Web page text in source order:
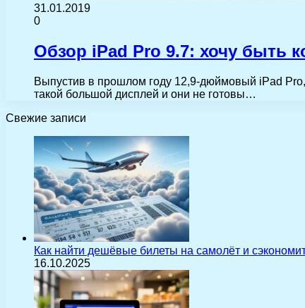
31.01.2019
0
Обзор iPad Pro 9.7: хочу быть
Выпустив в прошлом году 12,9-дюймовый iPad
такой большой дисплей и они не готовы…
Свежие записи
Как найти дешёвые билеты на самолёт и
16.10.2025